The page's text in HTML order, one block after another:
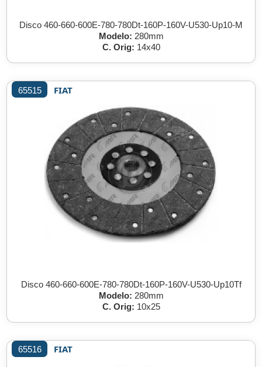
Disco 460-660-600E-780-780Dt-160P-160V-U530-Up10-M
Modelo: 280mm
C. Orig: 14x40
65515 FIAT
Disco 460-660-600E-780-780Dt-160P-160V-U530-Up10Tf
Modelo: 280mm
C. Orig: 10x25
65516 FIAT